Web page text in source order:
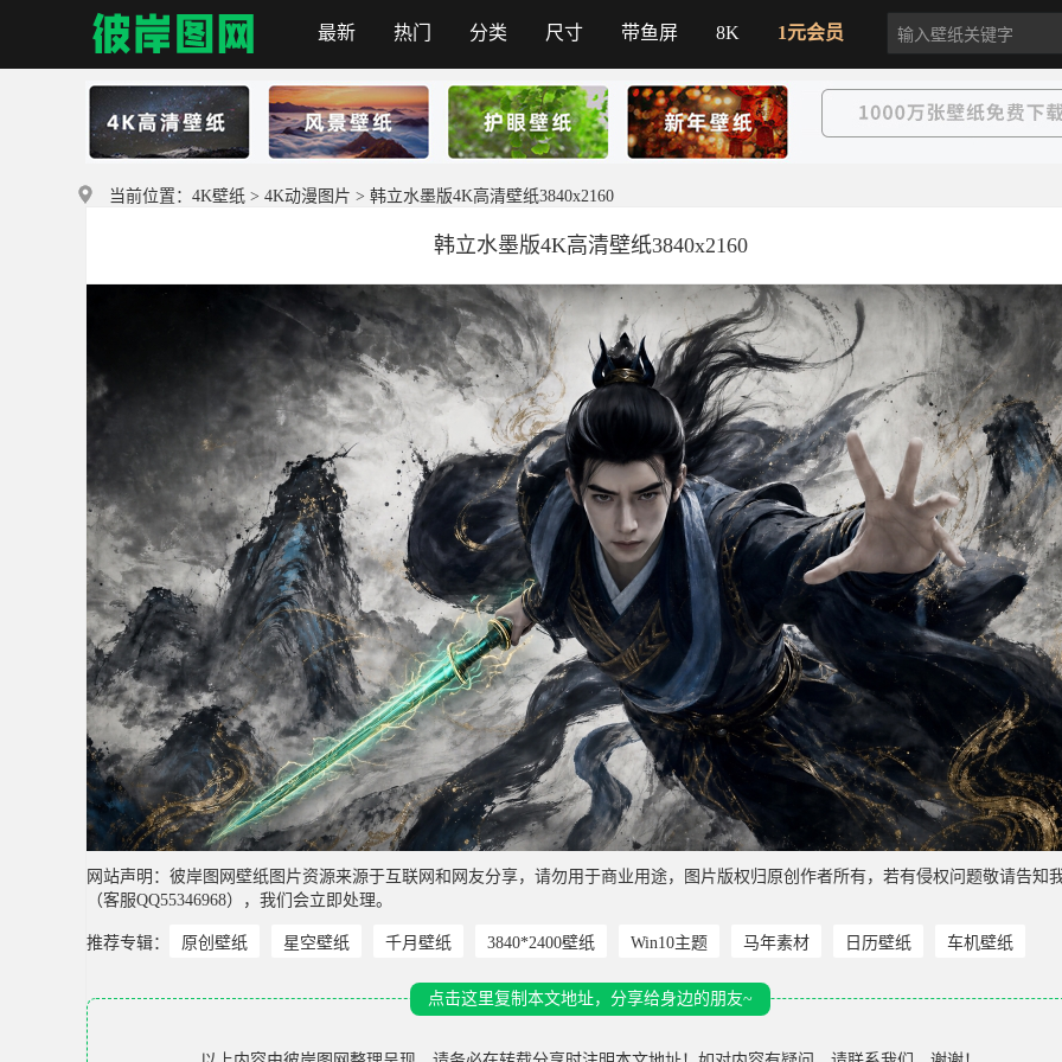
彼岸图网
最新 热门 分类 尺寸 带鱼屏 8K 1元会员
当前位置： 4K壁纸 > 4K动漫图片 > 韩立水墨版4K高清壁纸3840x2160
韩立水墨版4K高清壁纸3840x2160
网站声明：彼岸图网壁纸图片资源来源于互联网和网友分享，请勿用于商业用途，图片版权归原创作者所有，若有侵权问题敬请告知
（客服QQ55346968），我们会立即处理。
推荐专辑： 原创壁纸 星空壁纸 千月壁纸 3840*2400壁纸 Win10主题 马年素材 日历壁纸 车机壁纸
点击这里复制本文地址，分享给身边的朋友~